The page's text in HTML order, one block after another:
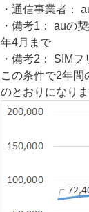
・通信事業者：
・備考1： auの
年4月まで
・備考2： SIM
この条件で2年間
のとおりになりま